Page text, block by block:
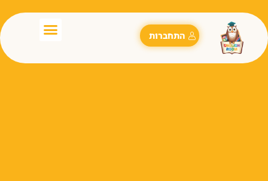
התחברות